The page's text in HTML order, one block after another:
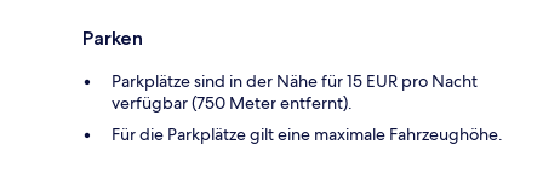
Parken
Parkplätze sind in der Nähe für 15 EUR pro Nacht
verfügbar (750 Meter entfernt).
Für die Parkplätze gilt eine maximale Fahrzeughöhe.